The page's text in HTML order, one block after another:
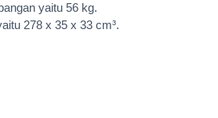
yaitu 56 kg.
278 x 35 x 33 cm³.